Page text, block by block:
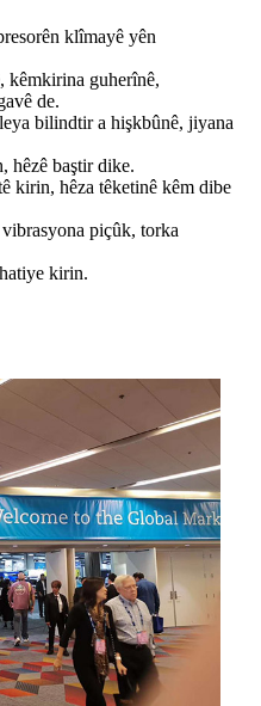
klîmayê yên
kêmkirina guherînê,
de.
bilindtir a hişkbûnê, jiyana
hêzê baştir dike.
kirin, hêza têketinê kêm dibe
piçûk, torka
kirin.